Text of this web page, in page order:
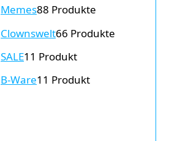
Memes88 Produkte
Clownswelt66 Produkte
SALE1 1 Produkt
B-Ware1 1 Produkt